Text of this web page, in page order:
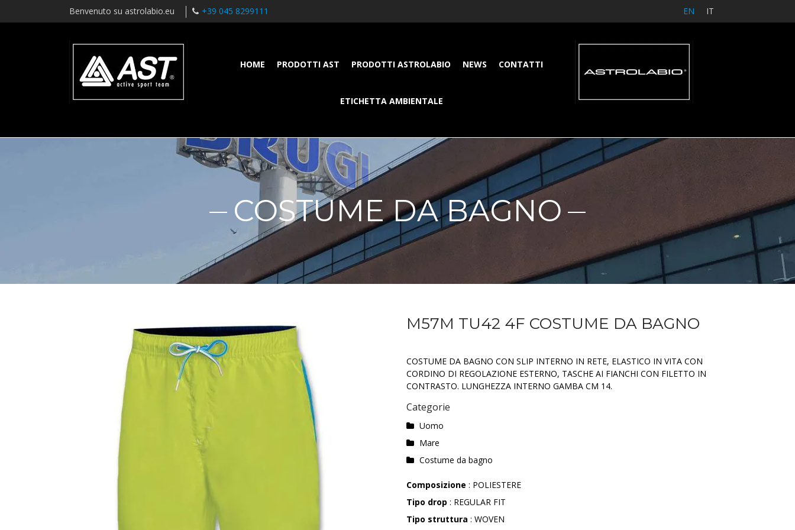
Benvenuto su astrolabio.eu +39 045 8299111 EN IT
HOME PRODOTTI AST PRODOTTI ASTROLABIO NEWS CONTATTI
ETICHETTA AMBIENTALE
COSTUME DA BAGNO
M57M TU42 4F COSTUME DA BAGNO
COSTUME DA BAGNO CON SLIP INTERNO IN RETE, ELASTICO IN VITA CON
CORDINO DI REGOLAZIONE ESTERNO, TASCHE AI FIANCHI CON FILETTO IN
CONTRASTO. LUNGHEZZA INTERNO GAMBA CM 14.
Categorie
Uomo
Mare
Costume da bagno
Composizione : POLIESTERE
Tipo drop : REGULAR FIT
Tipo struttura : WOVEN